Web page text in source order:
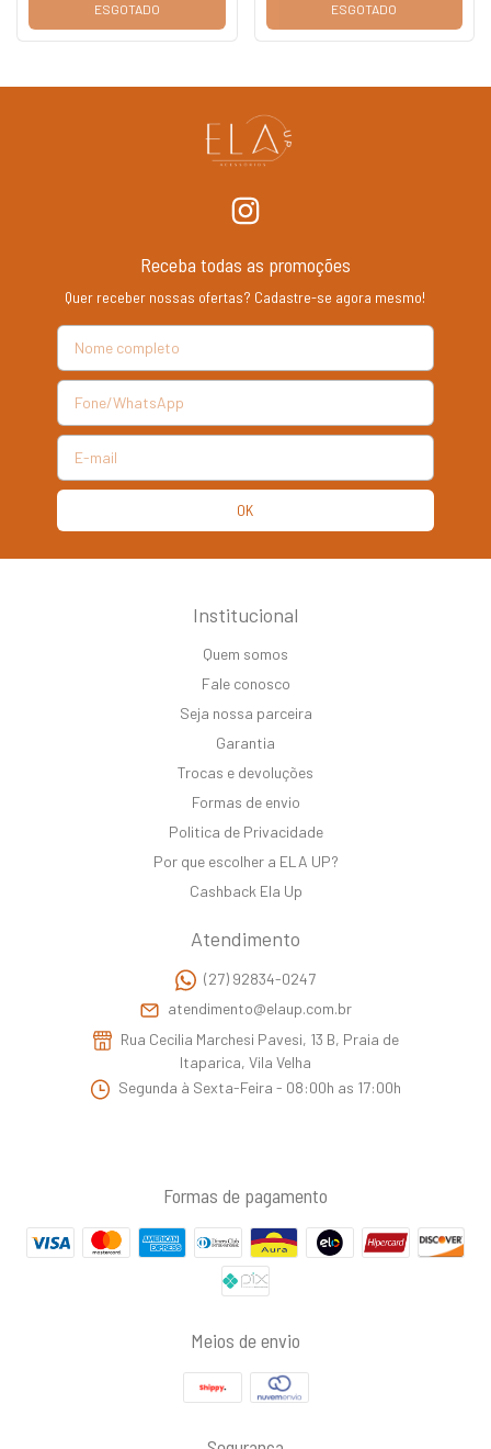
ESGOTADO ESGOTADO
Receba todas as promoções
Quer receber nossas ofertas? Cadastre-se agora mesmo!
Institucional
Quem somos
Fale conosco
Seja nossa parceira
Garantia
Trocas e devoluções
Formas de envio
Politica de Privacidade
Por que escolher a ELA UP?
Cashback Ela Up
Atendimento
(27) 92834-0247
atendimento@elaup.com.br
Rua Cecilia Marchesi Pavesi, 13 B, Praia de
Itaparica, Vila Velha
Segunda à Sexta-Feira - 08:00h as 17:00h
Formas de pagamento
Meios de envio